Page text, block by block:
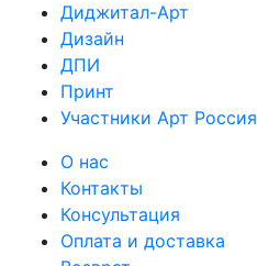
Диджитал-Арт
Дизайн
ДПИ
Принт
Участники Арт Россия
О нас
Контакты
Консультация
Оплата и доставка